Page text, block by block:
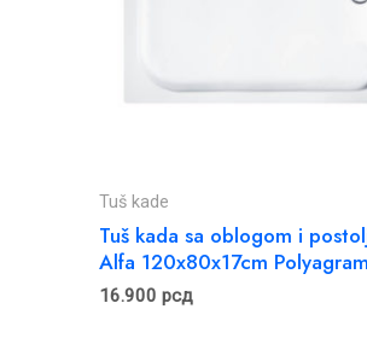
Tuš kade
Tuš kada sa oblogom i
Alfa 120x80x17cm Polyagram
16.900 рсд